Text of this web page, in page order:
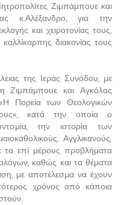
Ζιμπάμπουε και
κ.Αλέξανδρο, για την
και χειροτονίας τους,
διακονίας τους
της Ιεράς Συνόδου, με
Ζιμπάμπουε και Αγκόλας
Πορεία των Θεολογικών
κατά την οποία ο
την ιστορία των
Αγγλικανούς,
τα επί μέρους προβλήματα
καθώς και τα θέματα
με αποτέλεσμα να έχουν
χρόνος από κάποια